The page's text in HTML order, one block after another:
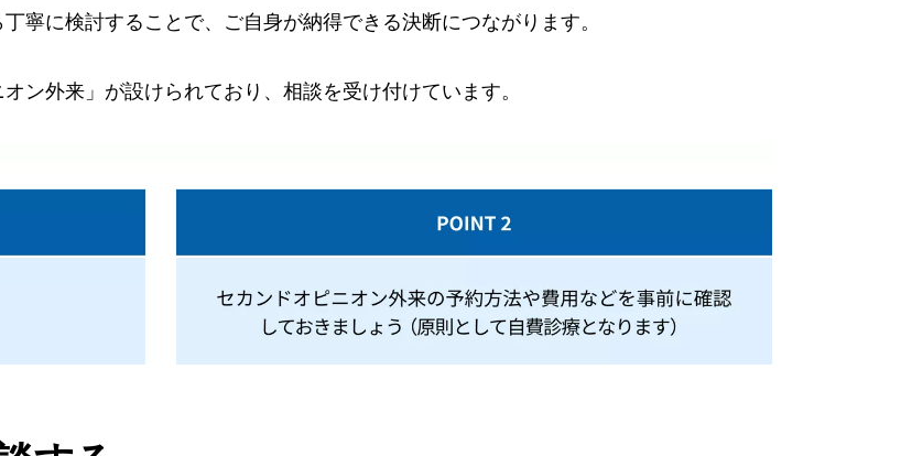
寧に検討することで、ご自身が納得できる決断につながります。
ン外来」が設けられており、相談を受け付けています。